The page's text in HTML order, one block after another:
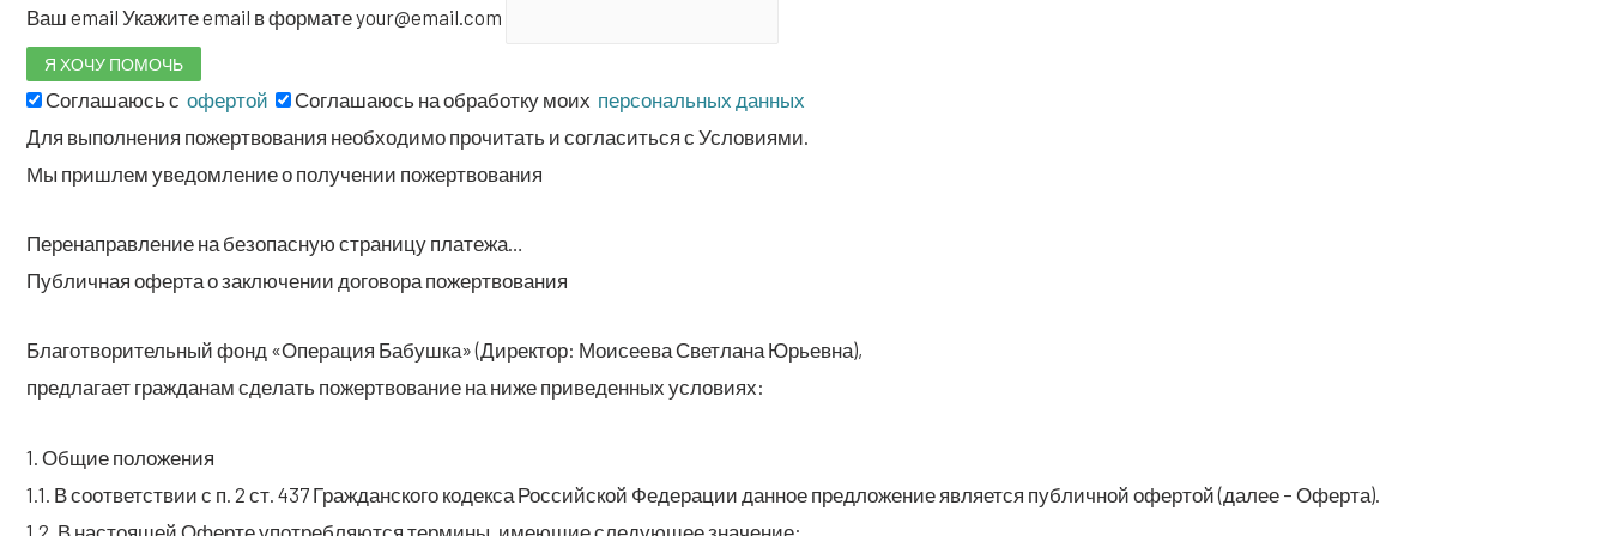
Ваш email Ука­жи­те email в фор­ма­те your@email.com
Согла­ша­юсь с офертой Согла­ша­юсь на обра­бот­ку моих пер­со­наль­ных данных
Для выпол­не­ния пожерт­во­ва­ния необ­хо­ди­мо про­чи­тать и согла­сить­ся с Условиями.
Мы при­шлем уве­дом­ле­ние о полу­че­нии пожертвования
Пере­на­прав­ле­ние на без­опас­ную стра­ни­цу платежа…
Пуб­лич­ная офер­та о заклю­че­нии дого­во­ра пожертвования
Бла­го­тво­ри­тель­ный фонд «Опе­ра­ция Бабуш­ка» (Дирек­тор: Мои­се­е­ва Свет­ла­на Юрьевна),
пред­ла­га­ет граж­да­нам сде­лать пожерт­во­ва­ние на ниже при­ве­ден­ных условиях:
1. Общие положения
1.1. В соот­вет­ствии с п. 2 ст. 437 Граж­дан­ско­го кодек­са Рос­сий­ской Феде­ра­ции дан­ное пред­ло­же­ние явля­ет­ся пуб­лич­ной офер­той (далее – Оферта).
1.2. В насто­я­щей Офер­те упо­треб­ля­ют­ся тер­ми­ны, име­ю­щие сле­ду­ю­щее значение: